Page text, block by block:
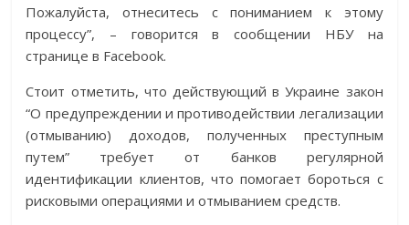
Пожалуйста, отнеситесь с пониманием к этому
процессу”, – говорится в сообщении НБУ на
странице в Facebook.
Стоит отметить, что действующий в Украине закон
“О предупреждении и противодействии легализации
(отмыванию) доходов, полученных преступным
путем” требует от банков регулярной
идентификации клиентов, что помогает бороться с
рисковыми операциями и отмыванием средств.